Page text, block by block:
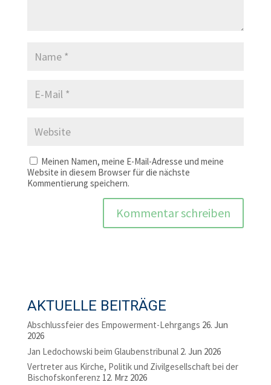
Meinen Namen, meine E-Mail-Adresse und meine
Website in diesem Browser für die nächste
Kommentierung speichern.
AKTUELLE BEITRÄGE
Abschlussfeier des Empowerment-Lehrgangs 26. Jun
2026
Jan Ledochowski beim Glaubenstribunal 2. Jun 2026
Vertreter aus Kirche, Politik und Zivilgesellschaft bei der
Bischofskonferenz 12. Mrz 2026